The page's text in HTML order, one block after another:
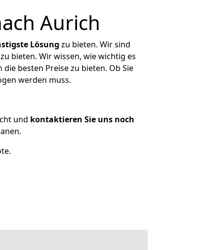
Aurich
Lösung zu bieten. Wir sind
bieten. Wir wissen, wie wichtig es
besten Preise zu bieten. Ob Sie
werden muss.
und kontaktieren Sie uns noch